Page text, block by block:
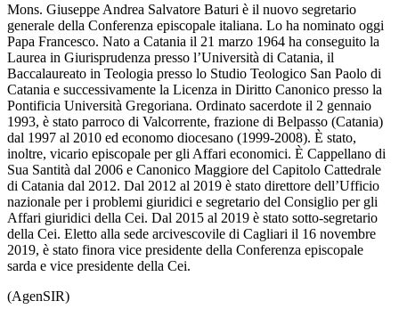
Mons. Giuseppe Andrea Salvatore Baturi è il nuovo segretario
generale della Conferenza episcopale italiana. Lo ha nominato oggi
Papa Francesco. Nato a Catania il 21 marzo 1964 ha conseguito la
Laurea in Giurisprudenza presso l’Università di Catania, il
Baccalaureato in Teologia presso lo Studio Teologico San Paolo di
Catania e successivamente la Licenza in Diritto Canonico presso la
Pontificia Università Gregoriana. Ordinato sacerdote il 2 gennaio
1993, è stato parroco di Valcorrente, frazione di Belpasso (Catania)
dal 1997 al 2010 ed economo diocesano (1999-2008). È stato,
inoltre, vicario episcopale per gli Affari economici. È Cappellano di
Sua Santità dal 2006 e Canonico Maggiore del Capitolo Cattedrale
di Catania dal 2012. Dal 2012 al 2019 è stato direttore dell’Ufficio
nazionale per i problemi giuridici e segretario del Consiglio per gli
Affari giuridici della Cei. Dal 2015 al 2019 è stato sotto-segretario
della Cei. Eletto alla sede arcivescovile di Cagliari il 16 novembre
2019, è stato finora vice presidente della Conferenza episcopale
sarda e vice presidente della Cei.
(AgenSIR)